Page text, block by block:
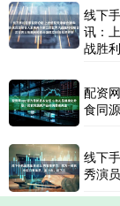
线下
讯：
战胜
配资
食同
线下
秀演